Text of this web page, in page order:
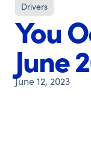
Drivers
You
June
June 12, 2023